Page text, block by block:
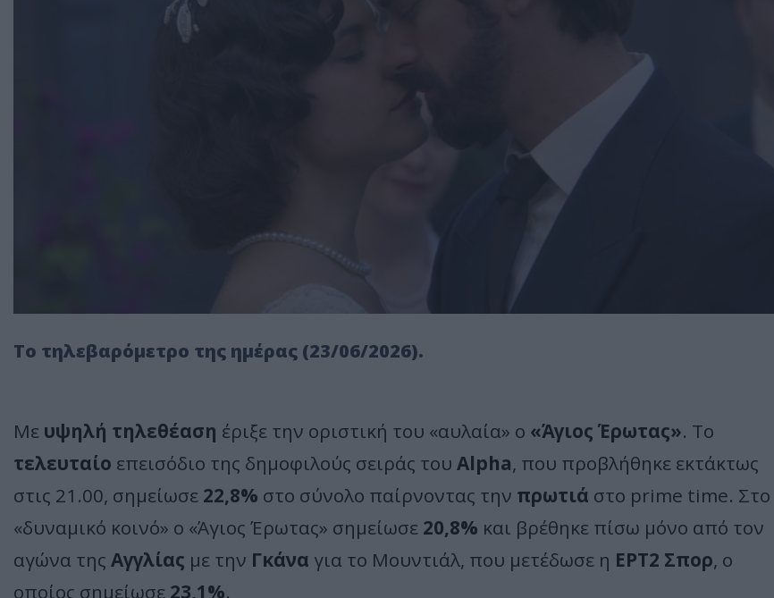
Το τηλεβαρόμετρο της ημέρας (23/06/2026).
Με υψηλή τηλεθέαση έριξε την οριστική του «αυλαία» ο «Άγιος Έρωτας». Το
τελευταίο επεισόδιο της δημοφιλούς σειράς του Alpha, που προβλήθηκε εκτάκτως
στις 21.00, σημείωσε 22,8% στο σύνολο παίρνοντας την πρωτιά στο prime time. Στο
«δυναμικό κοινό» ο «Άγιος Έρωτας» σημείωσε 20,8% και βρέθηκε πίσω μόνο από τον
αγώνα της Αγγλίας με την Γκάνα για το Μουντιάλ, που μετέδωσε η ΕΡΤ2 Σπορ, ο
οποίος σημείωσε 23,1%.